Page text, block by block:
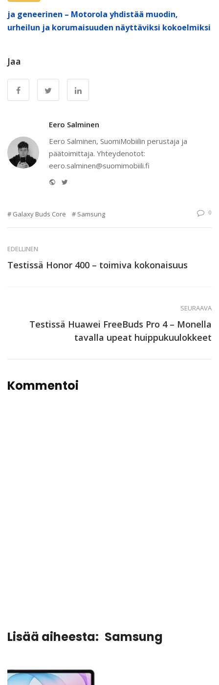
ja geneerinen – Motorola yhdistää muodin,
urheilun ja korumaisuuden näyttäviksi kokoelmiksi
Jaa
Eero Salminen
Eero Salminen, SuomiMobiilin perustaja ja
päätoimittaja. Yhteydenotot:
eero.salminen@suomimobiili.fi
Website
Galaxy Buds Core Samsung 0
EDELLINEN
Testissä Honor 400 – toimiva kokonaisuus
SEURAAVA
Testissä Huawei FreeBuds Pro 4 – Monella
tavalla upeat huippukuulokkeet
Kommentoi
Lisää aiheesta: Samsung